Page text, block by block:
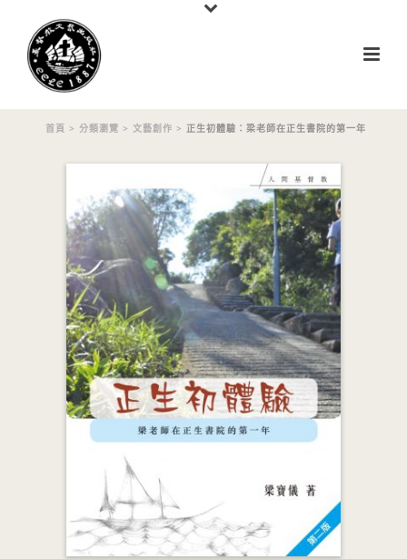
首頁 > 分類瀏覽 > 文藝創作 > 正生初體驗：梁老師在正生書院的第一年